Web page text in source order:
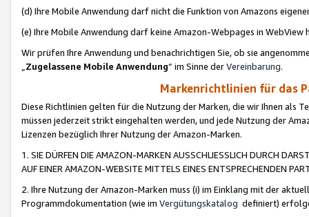
(d) Ihre Mobile Anwendung darf nicht die Funktion von Amazons
(e) Ihre Mobile Anwendung darf keine Amazon-Webpages in WebView
Wir prüfen Ihre Anwendung und benachrichtigen Sie, ob sie
„Zugelassene Mobile Anwendung“ im Sinne derVereinbarung.
Markenrichtlinien für das
Diese Richtlinien gelten für die Nutzung der Marken, die wir Ihnen als
müssen jederzeit strikt eingehalten werden, und jede Nutzung der
Lizenzen bezüglich Ihrer Nutzung der Amazon-Marken.
1. SIE DÜRFEN DIE AMAZON-MARKEN AUSSCHLIESSLICH DURCH
AUF EINER AMAZON-WEBSITE MITTELS EINES ENTSPRECHENDEN
2. Ihre Nutzung der Amazon-Marken muss (i) im Einklang mit der
Programmdokumentation (wie im Vergütungskatalog definiert)